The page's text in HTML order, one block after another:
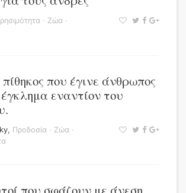
· Ζώα ·
που έγινε άνθρωπος
εναντίον του
, Προδοσία · Ζώα ·